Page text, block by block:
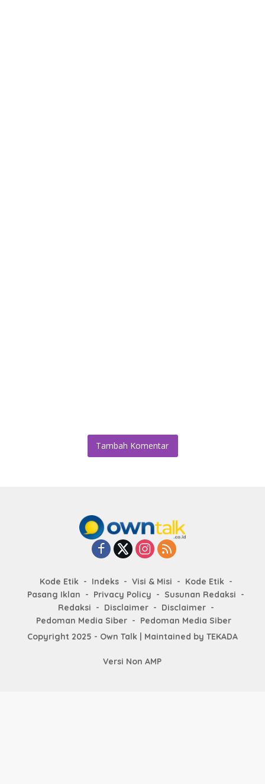
Tambah Komentar
Kode Etik Indeks Visi & Misi
Kode Etik
Pasang Iklan
Privacy Policy
Susunan Redaksi
Redaksi
Disclaimer
Disclaimer
Pedoman Media Siber
Pedoman Media Siber
Copyright 2025 - Own Talk | Maintained by TEKADA
Versi Non AMP